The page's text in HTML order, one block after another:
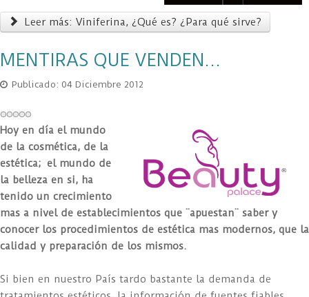
Leer más: Viniferina, ¿Qué es? ¿Para qué sirve?
MENTIRAS QUE VENDEN...
Publicado: 04 Diciembre 2012
Hoy en día el mundo
de la cosmética, de la
estética; el mundo de
la belleza en si, ha
tenido un crecimiento
mas a nivel de establecimientos que ¨apuestan¨ saber y
conocer los procedimientos de estética mas modernos, que la
calidad y preparación de los mismos.
Si bien en nuestro País tardo bastante la demanda de